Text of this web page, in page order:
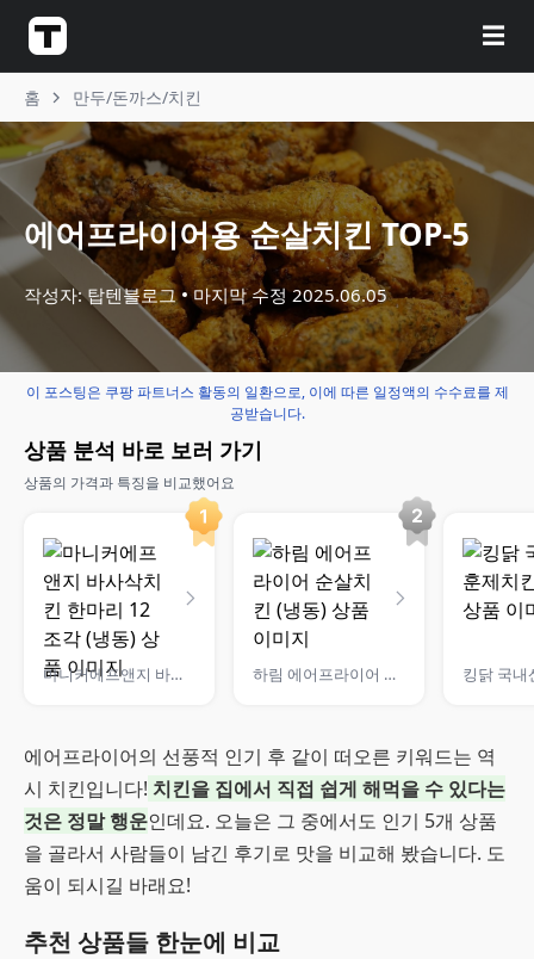
☰
홈 만두/돈까스/치킨
에어프라이어용 순살치킨 TOP-5
작성자: 탑텐블로그 마지막 수정2025.06.05
이 포스팅은 쿠팡 파트너스 활동의 일환으로, 이에 따른 일정액의 수수료를 제
공받습니다.
상품 분석 바로 보러 가기
상품의 가격과 특징을 비교했어요
마니커에프앤지 바사삭치킨 한마리 12조각 (냉동) 하림 에어프라이어 순살치킨 (냉동)
에어프라이어의 선풍적 인기 후 같이 떠오른 키워드는 역
시 치킨입니다! 치킨을 집에서 직접 쉽게 해먹을 수 있다는
것은 정말 행운인데요. 오늘은 그 중에서도 인기 5개 상품
을 골라서 사람들이 남긴 후기로 맛을 비교해 봤습니다. 도
움이 되시길 바래요!
추천 상품들 한눈에 비교